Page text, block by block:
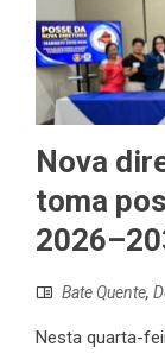
Nova
toma
Bate Quente,
Nesta quarta-